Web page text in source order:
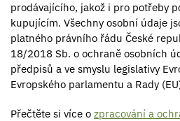
prodávajícího, jakož i pro potřeby
kupujícím. Všechny osobní údaje
platného právního řádu České
18/2018 Sb. o ochraně osobních
předpisů a ve smyslu legislativy
Evropského parlamentu a Rady
Přečtěte si více o zpracování a